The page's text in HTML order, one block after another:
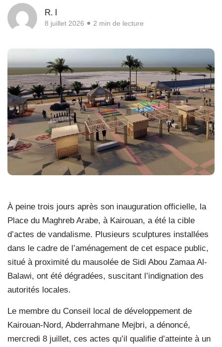
R. I
8 juillet 2026 2 min de lecture
À peine trois jours après son inauguration officielle, la
Place du Maghreb Arabe, à Kairouan, a été la cible
d’actes de vandalisme. Plusieurs sculptures installées
dans le cadre de l’aménagement de cet espace public,
situé à proximité du mausolée de Sidi Abou Zamaa Al-
Balawi, ont été dégradées, suscitant l’indignation des
autorités locales.
Le membre du Conseil local de développement de
Kairouan-Nord, Abderrahmane Mejbri, a dénoncé,
mercredi 8 juillet, ces actes qu’il qualifie d’atteinte à un